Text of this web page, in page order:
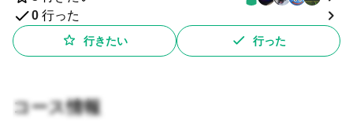
0 行った
行きたい 行った
コース情報